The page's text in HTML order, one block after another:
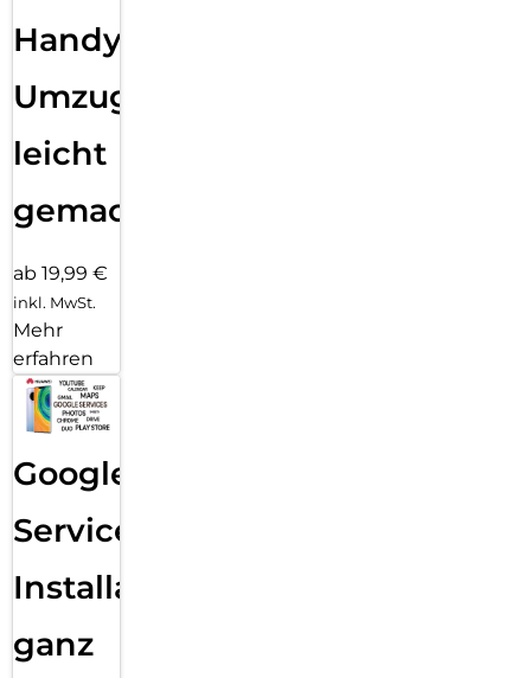
Handy
Umzug
leicht
gemacht!
ab 19,99 €
inkl. MwSt.
Mehr
erfahren
Google
Services
Installation
ganz